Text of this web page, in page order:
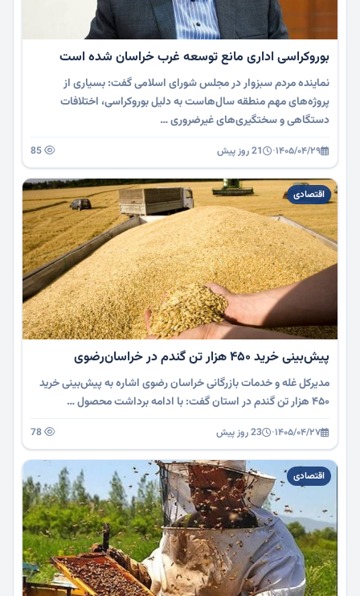
بوروکراسی اداری مانع توسعه غرب خراسان شده است
نماینده مردم سبزوار در مجلس شورای اسلامی گفت: بسیاری از
پروژه‌های مهم منطقه سال‌هاست به دلیل بوروکراسی، اختلافات
دستگاهی و سختگیری‌های غیرضروری …
۱۴۰۵/۰۴/۲۹· 21 روز پیش
اقتصادی
پیش‌بینی خرید ۴۵۰ هزار تن گندم در خراسان‌رضوی
مدیرکل غله و خدمات بازرگانی خراسان رضوی اشاره به پیش‌بینی خرید
۴۵۰ هزار تن گندم در استان گفت: با ادامه برداشت محصول …
۱۴۰۵/۰۴/۲۷· 23 روز پیش
اقتصادی